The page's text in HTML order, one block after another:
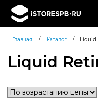
Поиск
товаров
Главная / Каталог / Liquid
Liquid